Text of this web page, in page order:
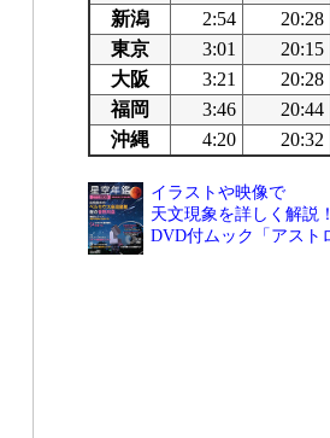
新潟
2:54 20:28
東京
3:01 20:15
大阪
3:21 20:28
福岡
3:46 20:44
沖縄
4:20 20:32
イラストや映像で
天文現象を詳しく解説！
DVD付ムック「アスト